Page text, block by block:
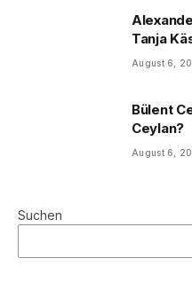
Tanja
August 6,
Bülent
Ceylan?
August 6,
Suchen